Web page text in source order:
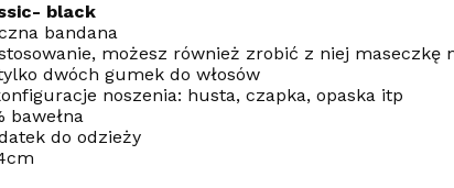
black
bandana
możesz również zrobić z niej
dwóch gumek do włosów
noszenia: husta, czapka, opaska itp
bawełna
do odzieży